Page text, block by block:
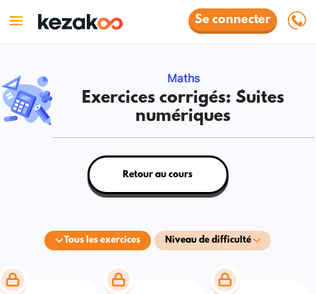
Se connecter
Maths
Exercices corrigés: Suites
numériques
Tous les exercices Niveau de difficulté
Retour au cours